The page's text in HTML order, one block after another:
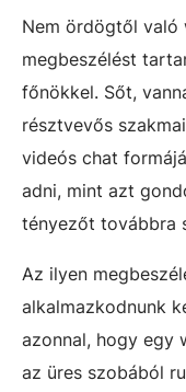
Nem ördögtől való
megbeszélést
főnökkel. Sőt,
résztvevős
videós chat
adni, mint azt
tényezőt továbbra
Az ilyen
alkalmazkodnunk
azonnal, hogy egy
az üres szobából